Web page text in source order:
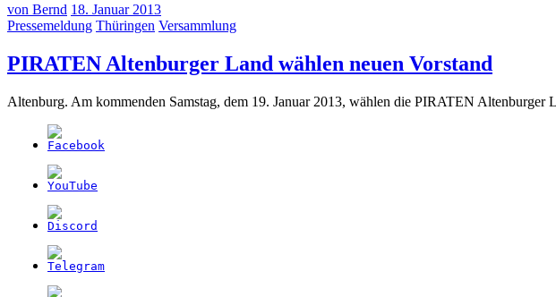
von Bernd 18. Januar 2013
Pressemeldung Thüringen Versammlung
PIRATEN Altenburger Land wählen neuen Vorstand
2013)
Altenburg. Am kommenden Samstag, dem 19. Januar 2013, wählen die PIRATEN